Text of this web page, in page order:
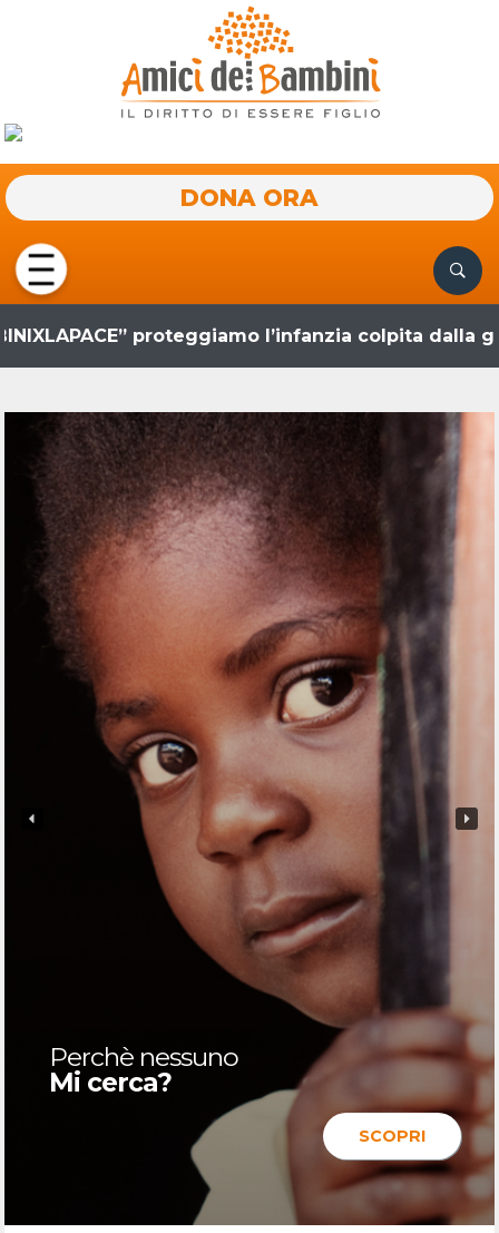
DONA ORA
proteggiamo l’infanzia colpita dalla guerra
Perchè nessuno
Mi cerca?
SCOPRI